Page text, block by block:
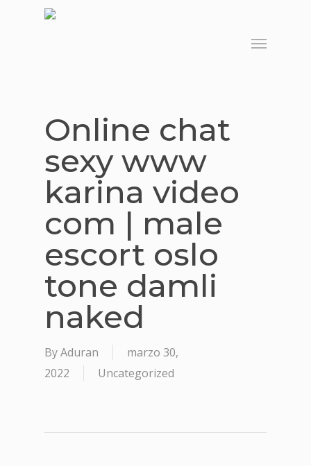
Menu
Online chat
sexy www
karina video
com | male
escort oslo
tone damli
naked
ByAduran
marzo 30,
2022
Uncategorized